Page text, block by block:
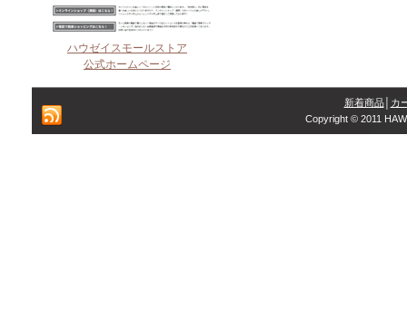
ハウゼイスモールストア
公式ホームページ
新着商品│
カ
Copyright © 2011